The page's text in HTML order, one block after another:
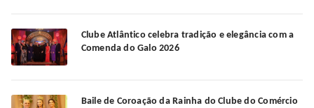
Clube Atlântico celebra tradição e elegância com a
Comenda do Galo 2026
Baile de Coroação da Rainha do Clube do Comércio